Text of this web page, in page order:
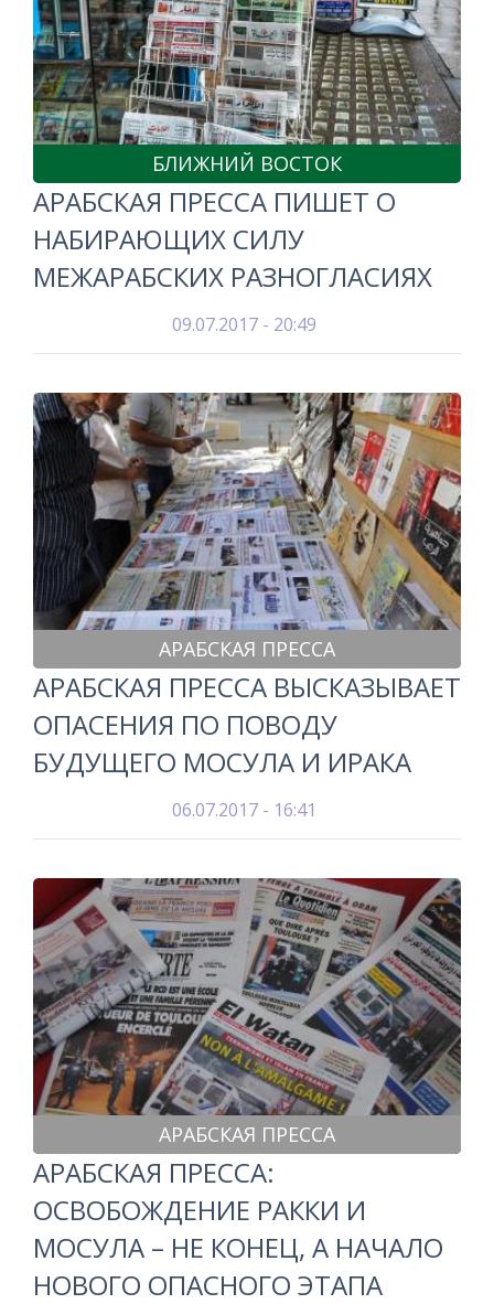
БЛИЖНИЙ ВОСТОК
АРАБСКАЯ ПРЕССА ПИШЕТ О
НАБИРАЮЩИХ СИЛУ
МЕЖАРАБСКИХ РАЗНОГЛАСИЯХ
09.07.2017 - 20:49
АРАБСКАЯ ПРЕССА
АРАБСКАЯ ПРЕССА ВЫСКАЗЫВАЕТ
ОПАСЕНИЯ ПО ПОВОДУ
БУДУЩЕГО МОСУЛА И ИРАКА
06.07.2017 - 16:41
АРАБСКАЯ ПРЕССА
АРАБСКАЯ ПРЕССА:
ОСВОБОЖДЕНИЕ РАККИ И
МОСУЛА – НЕ КОНЕЦ, А НАЧАЛО
НОВОГО ОПАСНОГО ЭТАПА